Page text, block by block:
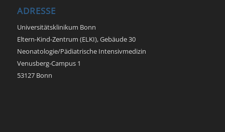
ADRESSE
Universitätsklinikum Bonn
Eltern-Kind-Zentrum (ELKI), Gebäude 30
Neonatologie/Pädiatrische Intensivmedizin
Venusberg-Campus 1
53127 Bonn